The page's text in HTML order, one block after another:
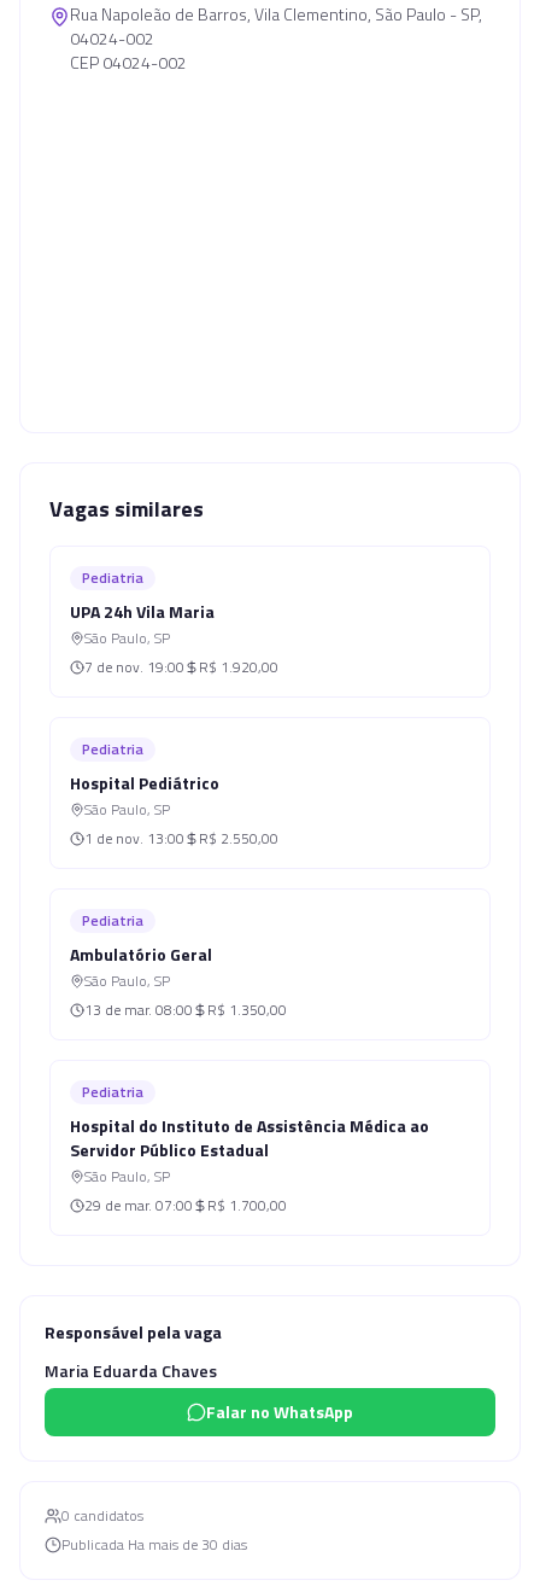
Rua Napoleão de Barros, Vila Clementino, São Paulo - SP,
04024-002
CEP 04024-002
Vagas similares
Pediatria
UPA 24h Vila Maria
São Paulo, SP
7 de nov. 19:00 R$ 1.920,00
Pediatria
Hospital Pediátrico
São Paulo, SP
1 de nov. 13:00 R$ 2.550,00
Pediatria
Ambulatório Geral
São Paulo, SP
13 de mar. 08:00 R$ 1.350,00
Pediatria
Hospital do Instituto de Assistência Médica ao
Servidor Público Estadual
São Paulo, SP
29 de mar. 07:00 R$ 1.700,00
Responsável pela vaga
Maria Eduarda Chaves
Falar no WhatsApp
0 candidatos
Publicada Ha mais de 30 dias